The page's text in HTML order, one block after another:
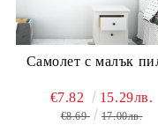
Самолет с малък
€7.82 15.29лв.
€8.69 17.00лв.